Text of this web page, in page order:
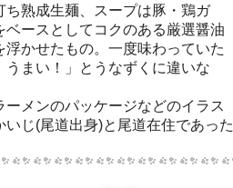
ち熟成生麺、スープは豚・鶏ガ
ベースとしてコクのある厳選醤油
かせたもの。一度味わっていた
うまい！」とうなずくに違いな
メンのパッケージなどのイラス
いじ(尾道出身)と尾道在住であった